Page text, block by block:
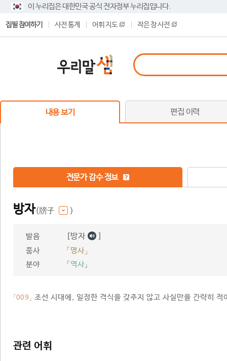
이 누리집은 대한민국 공식 전자정부 누리집입니다.
집필 참여하기 사전 통계 어휘 지도 작은 창 사전
내용 보기 편집 이력
전문가 감수 정보
방자(牓子 )
발음 [방자 ]
품사
「명사」
분야
『역사』
「009」 조선 시대에, 일정한 격식을 갖추지 않고 사실만을 간략히 적
관련 어휘